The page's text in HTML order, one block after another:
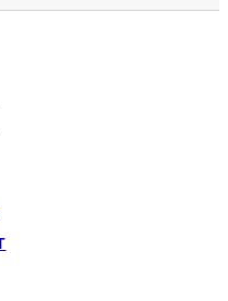
Kunderna älskar oss
returratt
största utbud